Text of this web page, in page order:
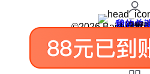
我的关
我的收
皮肤中
用户反
设置
©2026 Baidu 使